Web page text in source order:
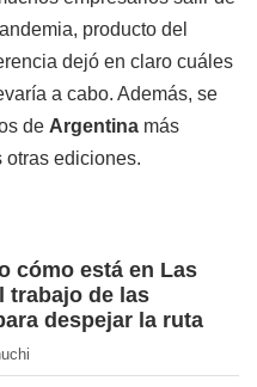
producto del
dejó en claro cuáles
a cabo. Además, se
de Argentina más
otras ediciones.
cómo está en Las
trabajo de las
despejar la ruta